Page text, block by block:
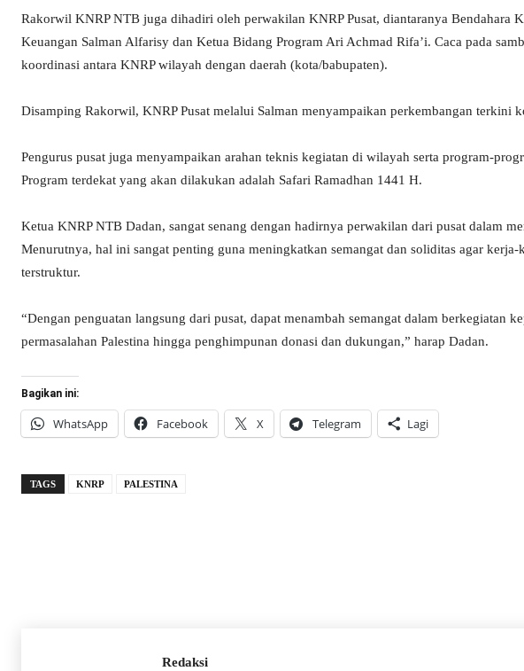
Rakorwil KNRP NTB juga dihadiri oleh perwakilan KNRP Pusat, diantaranya Bendahara
Keuangan Salman Alfarisy dan Ketua Bidang Program Ari Achmad Rifa’i. Caca pada
koordinasi antara KNRP wilayah dengan daerah (kota/babupaten).
Disamping Rakorwil, KNRP Pusat melalui Salman menyampaikan perkembangan terkini
Pengurus pusat juga menyampaikan arahan teknis kegiatan di wilayah serta program-
Program terdekat yang akan dilakukan adalah Safari Ramadhan 1441 H.
Ketua KNRP NTB Dadan, sangat senang dengan hadirnya perwakilan dari pusat dalam
Menurutnya, hal ini sangat penting guna meningkatkan semangat dan soliditas agar
terstruktur.
“Dengan penguatan langsung dari pusat, dapat menambah semangat dalam berkegiatan
permasalahan Palestina hingga penghimpunan donasi dan dukungan,” harap Dadan.
Bagikan ini:
WhatsApp Facebook X Telegram Lagi
TAGS KNRP PALESTINA
Redaksi